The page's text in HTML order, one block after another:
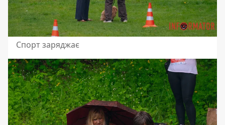
Спорт заряджає